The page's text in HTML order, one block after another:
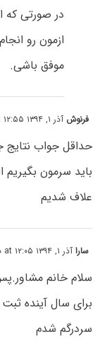
در صورتی که
ازمون رو
موفق باشی.
فرنوش آذر ۱, ۱۳۹۴ at ۱۲:۵۵ ب٫ظ
حداقل جواب نتایج
باید سرمون بگیریم
علاف شدیم
ساراآذر ۱, ۱۳۹۴ at ۱۲:۰۵ ب٫ظ
سلام خانم
برای سال آینده
سردرگم شدم